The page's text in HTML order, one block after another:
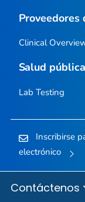
Proveedores
Clinical
Salud pública
Lab Testing
Inscribirse
electrónico
Contáctenos